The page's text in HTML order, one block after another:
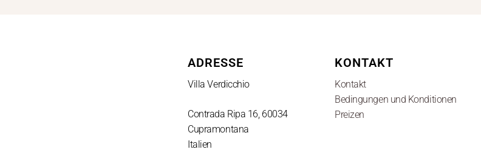
ADRESSE
Villa Verdicchio
Contrada Ripa 16, 60034
Cupramontana
Italien
KONTAKT
Kontakt
Bedingungen und Konditionen
Preizen